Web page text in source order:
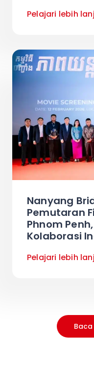
Pelajari lebih
Nanyang
Pemutaran
Phnom
Kolaborasi
Pelajari lebih